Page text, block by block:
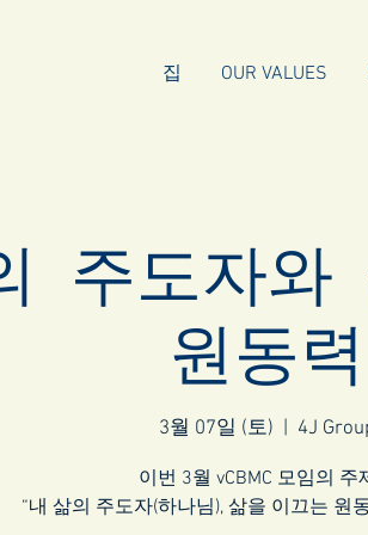
집 OUR VALUES
주도자와
원동력
3월 07일 (토)
  |
4J
이번 3월 vCBMC 모임의 주
“내 삶의 주도자(하나님), 삶을 이끄는 원